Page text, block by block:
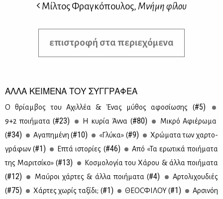
Μίλτος Φραγκόπουλος, Μνήμη φίλου
επιστροφή στα περιεχόμενα
ΑΛΛΑ ΚΕΙΜΕΝΑ ΤΟΥ ΣΥΓΓΡΑΦΕΑ
Ο θρί­αμ­βος του Αχιλ­λέα & Ένας μύ­θος αφο­σί­ω­σης (#5)
9+2 ποι­ή­μα­τα (#23) Η κυ­ρία Άν­να (#80)
Μι­κρό Αφιέ­ρω­μα
(#34) Αγα­πη­μέ­νη (#10) «Γλύ­κα» (#9)
Χρώ­μα­τα των χαρ­το­
γρά­φων (#1) Επτά ιστο­ρί­ες (#46)
Από «Τα ερω­τι­κά ποι­ή­μα­τα
της Μα­ρι­τσί­κο» (#13)
Κο­σμο­λο­γία του Χά­ρου & άλ­λα ποι­ή­μα­τα
(#12) Μαύ­ροι χάρ­τες & άλ­λα ποι­ή­μα­τα (#4)
Αρ­το­λι­χου­διές
(#75) Χάρ­τες χω­ρίς τα­ξί­δι; (#1) ΘΕ­Ο­CΦΙ­ΛΟΥ (#1)
Αρ­σι­νόη